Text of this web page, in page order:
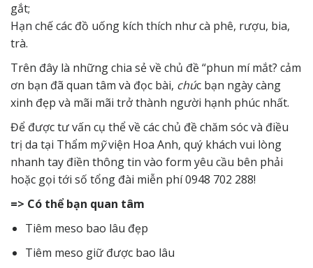
gắt;
Hạn chế các đồ uống kích thích như cà phê, rượu, bia,
trà.
Trên đây là những chia sẻ về chủ đề “phun mí mắt? cảm
ơn bạn đã quan tâm và đọc bài, chúc bạn ngày càng
xinh đẹp và mãi mãi trở thành người hạnh phúc nhất.
Để được tư vấn cụ thể về các chủ đề chăm sóc và điều
trị da tại Thẩm mỹviện Hoa Anh, quý khách vui lòng
nhanh tay điền thông tin vào form yêu cầu bên phải
hoặc gọi tới số tổng đài miễn phí 0948 702 288!
=> Có thể bạn quan tâm
Tiêm meso bao lâu đẹp
Tiêm meso giữ được bao lâu